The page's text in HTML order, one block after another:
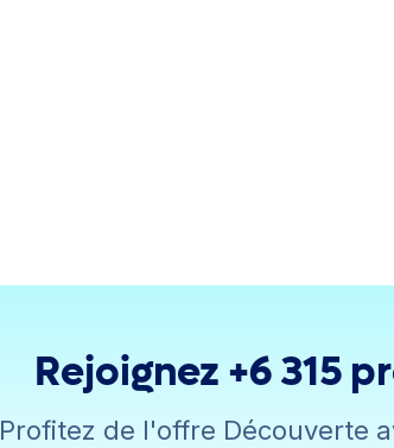
Rejoignez +6 315
Profitez de l'offre Découverte